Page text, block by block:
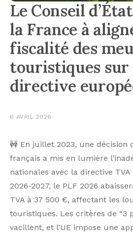
Le Conseil
la France à
fiscalité des
touristiques sur
directive
6 AVRIL 2026
🚧 En juillet 2023, une décision
français a mis en lumière
nationales avec la directive TVA
2026-2027, le PLF 2026
TVA à 37 500 €, affectant les
touristiques. Les critères de “3
vacillent, et l’UE impose une